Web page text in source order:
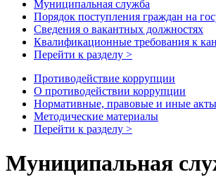
Муниципальная служба
Порядок поступления граждан на
Сведения о вакантных должностях
Квалификационные требования к
Перейти к разделу >
Противодействие коррупции
О противодействии коррупции
Нормативные, правовые и иные
Методические материалы
Перейти к разделу >
Муниципальная